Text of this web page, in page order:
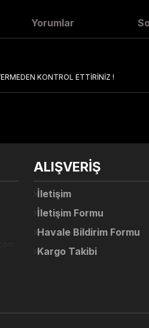
Yorumlar
KONTROL ETTİRİNİZ !
bulunuyor.
olmalı.
ALIŞVERİŞ
İletişim
İletişim Formu
Havale Bildirim Formu
Kargo Takibi